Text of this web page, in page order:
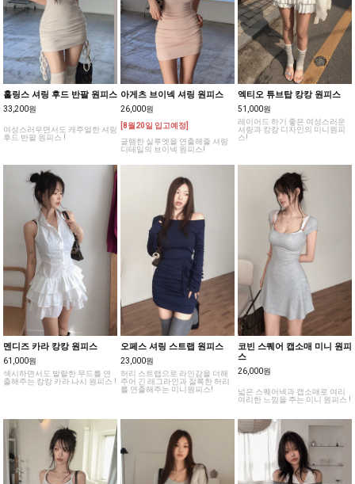
홀링스 셔링 후드 반팔 원피스
33,200원
여성스러우면서도 캐주얼한 셔링
후드 반팔 원피스 !
아게츠 브이넥 셔링 원피스
26,000원
[8월20일 입고예정]
글램한 실루엣을 연출해줄 셔링
디테일의 브이넥 원피스!
엑티오 튜브탑 캉캉 원피스
51,000원
레이어드 하기 좋은 여성스러운
셔링과 캉캉 디자인의 미니원피
스!
멘디즈 카라 캉캉 원피스
61,000원
섹시하면서도 발랄한 무드를 연
출해주는 캉캉 카라 나시 원피스 !
오페스 셔링 스트랩 원피스
23,000원
허리 스트랩으로 라인감을 더해
주어 긴 래그라인과 잘록한 허리
를 연출해주는 미니원피스!
코빈 스퀘어 캡소매 미니 원피
스
26,000원
넓은 스퀘어넥과 캡소매로 여리
여리한 느낌을 주는 미니 원피스 !